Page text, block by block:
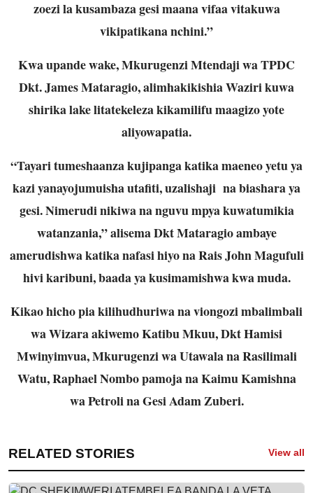
zoezi la kusambaza gesi maana vifaa vitakuwa
vikipatikana nchini.”
Kwa upande wake, Mkurugenzi Mtendaji wa TPDC
Dkt. James Mataragio, alimhakikishia Waziri kuwa
shirika lake litatekeleza kikamilifu maagizo yote
aliyowapatia.
“Tayari tumeshaanza kujipanga katika maeneo yetu ya
kazi yanayojumuisha utafiti, uzalishaji na biashara ya
gesi. Nimerudi nikiwa na nguvu mpya kuwatumikia
watanzania,” alisema Dkt Mataragio ambaye
amerudishwa katika nafasi hiyo na Rais John Magufuli
hivi karibuni, baada ya kusimamishwa kwa muda.
Kikao hicho pia kilihudhuriwa na viongozi mbalimbali
wa Wizara akiwemo Katibu Mkuu, Dkt Hamisi
Mwinyimvua, Mkurugenzi wa Utawala na Rasilimali
Watu, Raphael Nombo pamoja na Kaimu Kamishna
wa Petroli na Gesi Adam Zuberi.
RELATED STORIES View all